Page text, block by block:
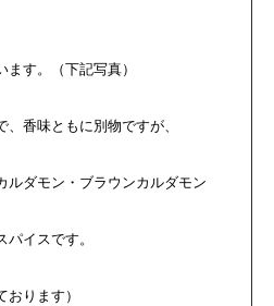
す。（下記写真）
香味ともに別物ですが、
ルダモン・ブラウンカルダモン
イスです。
ります）